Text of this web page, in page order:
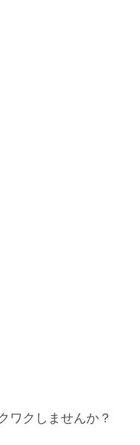
ワクしませんか？